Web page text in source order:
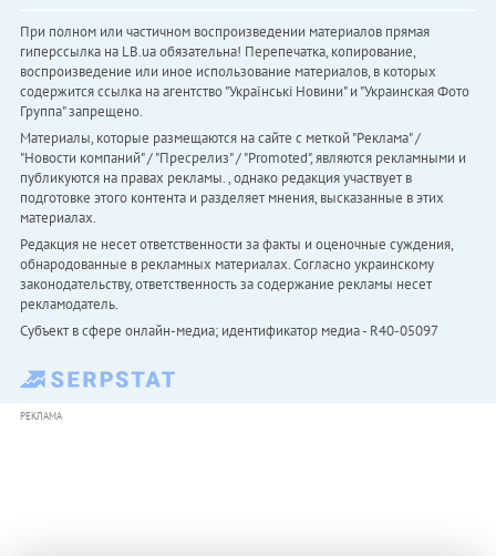
При полном или частичном воспроизведении материалов прямая
гиперссылка на LB.ua обязательна! Перепечатка, копирование,
воспроизведение или иное использование материалов, в которых
содержится ссылка на агентство "Українськi Новини" и "Украинская Фото
Группа" запрещено.
Материалы, которые размещаются на сайте с меткой "Реклама" /
"Новости компаний" / "Пресрелиз" / "Promoted", являются рекламными и
публикуются на правах рекламы. , однако редакция участвует в
подготовке этого контента и разделяет мнения, высказанные в этих
материалах.
Редакция не несет ответственности за факты и оценочные суждения,
обнародованные в рекламных материалах. Согласно украинскому
законодательству, ответственность за содержание рекламы несет
рекламодатель.
Субъект в сфере онлайн-медиа; идентификатор медиа - R40-05097
РЕКЛАМА